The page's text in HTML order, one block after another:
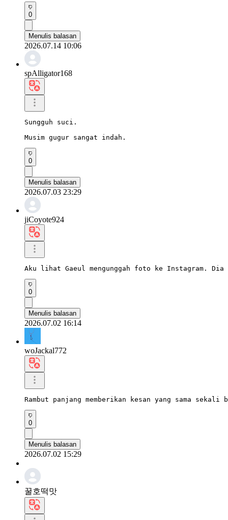
0
Menulis balasan
2026.07.14 10:06
spAlligator168
Sungguh suci.
Musim gugur sangat indah.
0
Menulis balasan
2026.07.03 23:29
jiCoyote924
Aku lihat Gaeul mengunggah foto ke Instagram.
0
Menulis balasan
2026.07.02 16:14
woJackal772
Rambut panjang memberikan kesan yang sama
0
Menulis balasan
2026.07.02 15:29
꿀호떡맛